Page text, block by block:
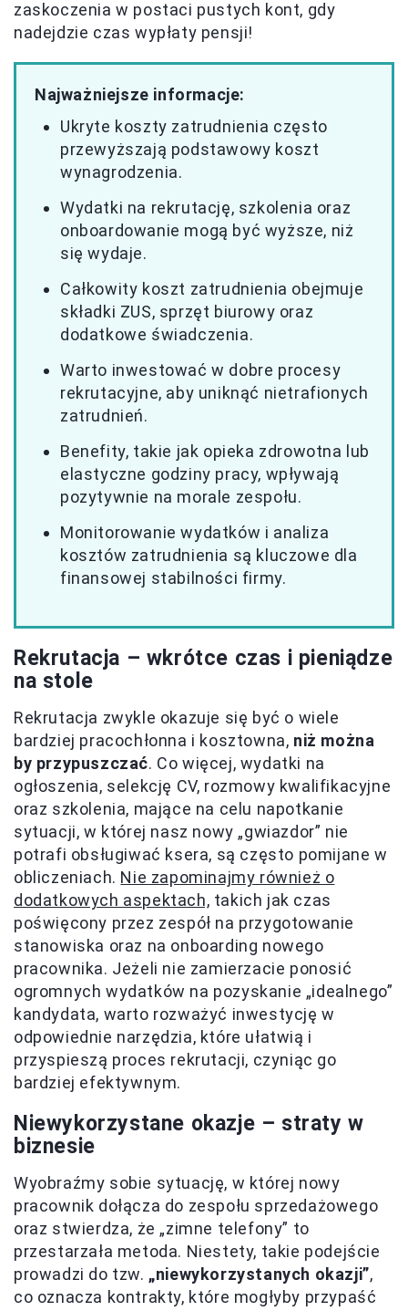
zaskoczenia w postaci pustych kont, gdy
nadejdzie czas wypłaty pensji!
Najważniejsze informacje:
Ukryte koszty zatrudnienia często
przewyższają podstawowy koszt
wynagrodzenia.
Wydatki na rekrutację, szkolenia oraz
onboardowanie mogą być wyższe, niż
się wydaje.
Całkowity koszt zatrudnienia obejmuje
składki ZUS, sprzęt biurowy oraz
dodatkowe świadczenia.
Warto inwestować w dobre procesy
rekrutacyjne, aby uniknąć nietrafionych
zatrudnień.
Benefity, takie jak opieka zdrowotna lub
elastyczne godziny pracy, wpływają
pozytywnie na morale zespołu.
Monitorowanie wydatków i analiza
kosztów zatrudnienia są kluczowe dla
finansowej stabilności firmy.
Rekrutacja – wkrótce czas i pieniądze
na stole
Rekrutacja zwykle okazuje się być o wiele
bardziej pracochłonna i kosztowna, niż można
by przypuszczać. Co więcej, wydatki na
ogłoszenia, selekcję CV, rozmowy kwalifikacyjne
oraz szkolenia, mające na celu napotkanie
sytuacji, w której nasz nowy „gwiazdor” nie
potrafi obsługiwać ksera, są często pomijane w
obliczeniach. Nie zapominajmy również o
dodatkowych aspektach, takich jak czas
poświęcony przez zespół na przygotowanie
stanowiska oraz na onboarding nowego
pracownika. Jeżeli nie zamierzacie ponosić
ogromnych wydatków na pozyskanie „idealnego”
kandydata, warto rozważyć inwestycję w
odpowiednie narzędzia, które ułatwią i
przyspieszą proces rekrutacji, czyniąc go
bardziej efektywnym.
Niewykorzystane okazje – straty w
biznesie
Wyobraźmy sobie sytuację, w której nowy
pracownik dołącza do zespołu sprzedażowego
oraz stwierdza, że „zimne telefony” to
przestarzała metoda. Niestety, takie podejście
prowadzi do tzw. „niewykorzystanych okazji”,
co oznacza kontrakty, które mogłyby przypaść